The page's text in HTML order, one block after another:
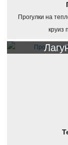
Прогулки на
круиз